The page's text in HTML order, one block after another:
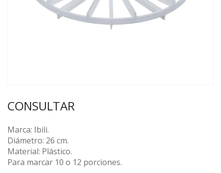
CONSULTAR
Marca: Ibili.
Diámetro: 26 cm.
Material: Plástico.
Para marcar 10 o 12 porciones.